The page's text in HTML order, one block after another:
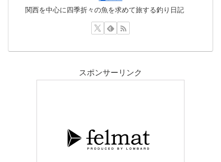
関西を中心に四季折々の魚を求めて旅する釣り日記
スポンサーリンク